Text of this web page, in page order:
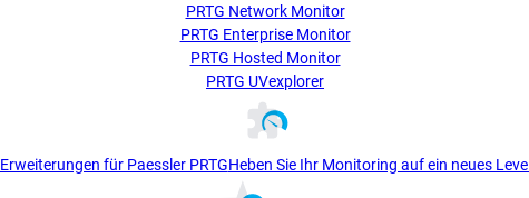
PRTG Network Monitor
PRTG Enterprise Monitor
PRTG Hosted Monitor
PRTG UVexplorer
Erweiterungen für Paessler PRTGHeben Sie Ihr Monitoring auf ein neues Level